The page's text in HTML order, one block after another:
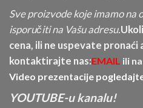
Sve proizvode koje imamo na
isporučiti na Vašu adresu.
cena, ili ne uspevate pronaći
kontaktirajte nas:EMAIL ili
Video prezentacije
YOUTUBE-u kanalu!